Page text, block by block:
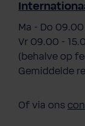
Ma - Do
Vr 09.00 -
(behalve op
Gemiddelde
Of via ons